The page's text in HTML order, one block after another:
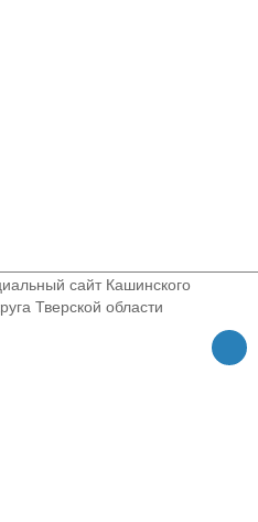
сайт Кашинского
Тверской области